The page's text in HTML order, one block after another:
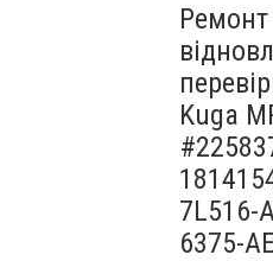
Kuga
7L516-
6375-AE